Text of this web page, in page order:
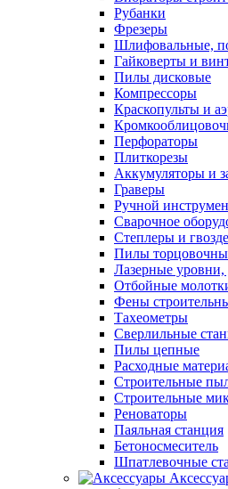
Рубанки
Фрезеры
Шлифовальные,
Гайковерты и
Пилы дисковые
Компрессоры
Краскопульты и
Перфораторы
Плиткорезы
Аккумуляторы и
Граверы
Ручной
Сварочное
Степлеры и
Пилы
Лазерные уровни,
Отбойные
Фены
Тахеометры
Сверлильные
Пилы цепные
Расходные
Строительные
Строительные
Реноваторы
Паяльная станция
Бетоносмеситель
Шпатлевочные